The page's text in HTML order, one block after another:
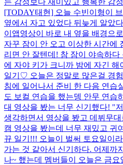
[TODAY태현] 오늘 수빈이형이
옆에서 자고 있었다 뒤늦게 알았
이앱영상이 바로 내 옆을 배경으
자꾸 잠이 안 오고 이상한 시간에
리면 안 잘텐데! 참 잠이 야속하
에 자야 키가 크니까 밤에 자긴 해
일기♡ 오늘은 정말로 많은걸 경
침에 일어나서 준비 한 다음 연습
도 보컬 연습을 했는뎅 안무 연습
대 영상을 봤는 너무 신기했다! "
생각하면서 영상을 봤고 데뷔무
캠 영상을 봤는데 너무 재밌고 귀
뀨 일기!!! 오늘이 벌써 토요일이
가는 것 같아서 신기하다. 어제까
나~ 했는데 멤버들이 오늘은 금